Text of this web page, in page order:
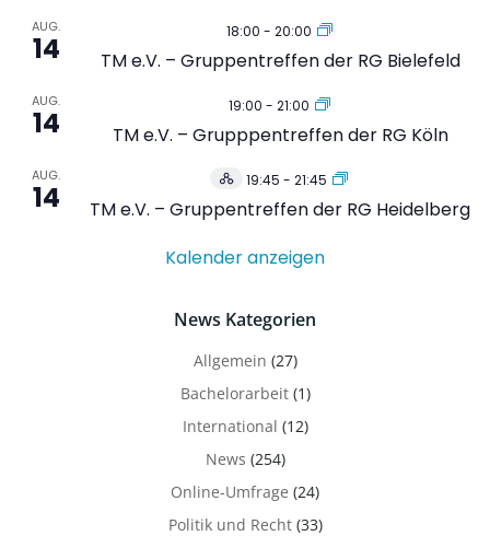
AUG.
14 18:00 - 20:00
TM e.V. – Gruppentreffen der RG Bielefeld
AUG.
14 19:00 - 21:00
TM e.V. – Grupppentreffen der RG Köln
AUG.
14
Hybrid
Veranstaltung
19:45 - 21:45
TM e.V. – Gruppentreffen der RG Heidelberg
Kalender anzeigen
News Kategorien
Allgemein (27)
Bachelorarbeit(1)
International (12)
News (254)
Online-Umfrage (24)
Politik und Recht(33)